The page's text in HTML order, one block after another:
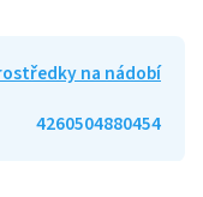
na nádobí
4260504880454